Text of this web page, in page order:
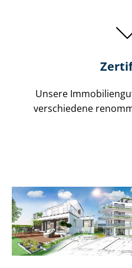
Unsere
verschiedene